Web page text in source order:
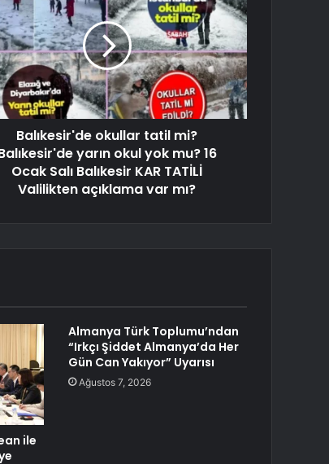
Balıkesir'de okullar tatil mi?
yarın okul yok mu? 16
Ocak Salı Balıkesir KAR TATİLİ
Valilikten açıklama var mı?
ile
Almanya Türk Toplumu’ndan
“Irkçı Şiddet Almanya’da Her
Gün Can Yakıyor” Uyarısı
Ağustos 7, 2026